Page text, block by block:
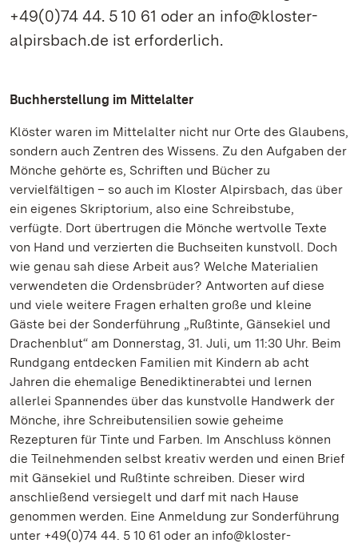
+49(0)74 44. 5 10 61 oder an info@kloster-
alpirsbach.de ist erforderlich.
Buchherstellung im Mittelalter
Klöster waren im Mittelalter nicht nur Orte des Glaubens,
sondern auch Zentren des Wissens. Zu den Aufgaben der
Mönche gehörte es, Schriften und Bücher zu
vervielfältigen – so auch im Kloster Alpirsbach, das über
ein eigenes Skriptorium, also eine Schreibstube,
verfügte. Dort übertrugen die Mönche wertvolle Texte
von Hand und verzierten die Buchseiten kunstvoll. Doch
wie genau sah diese Arbeit aus? Welche Materialien
verwendeten die Ordensbrüder? Antworten auf diese
und viele weitere Fragen erhalten große und kleine
Gäste bei der Sonderführung „Rußtinte, Gänsekiel und
Drachenblut“ am Donnerstag, 31. Juli, um 11:30 Uhr. Beim
Rundgang entdecken Familien mit Kindern ab acht
Jahren die ehemalige Benediktinerabtei und lernen
allerlei Spannendes über das kunstvolle Handwerk der
Mönche, ihre Schreibutensilien sowie geheime
Rezepturen für Tinte und Farben. Im Anschluss können
die Teilnehmenden selbst kreativ werden und einen Brief
mit Gänsekiel und Rußtinte schreiben. Dieser wird
anschließend versiegelt und darf mit nach Hause
genommen werden. Eine Anmeldung zur Sonderführung
unter +49(0)74 44. 5 10 61 oder an info@kloster-